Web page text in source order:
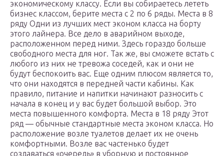
экономическому классу. Если вы собираетесь лететь
бизнес классом, берите места с 2 по 6 ряды. Места в 8
ряду Одни из лучших мест эконом класса на борту
этого лайнера. Все дело в аварийном выходе,
расположенном перед ними. Здесь гораздо больше
свободного места для ног. Так же, вы сможете встать с
любого из них не тревожа соседей, как и они не
будут беспокоить вас. Еще одним плюсом является то,
что они находятся в передней части кабины. Как
правило, питание и напитки начинают разносить с
начала в конец и у вас будет большой выбор. Это
места повышенного комфорта. Места в 18 ряду Этот
ряд — обычные стандартные места эконом класса. Но
расположение возле туалетов делает их не очень
комфортными. Возле вас частенько будет
создаваться «очередь» в уборную и постоянное